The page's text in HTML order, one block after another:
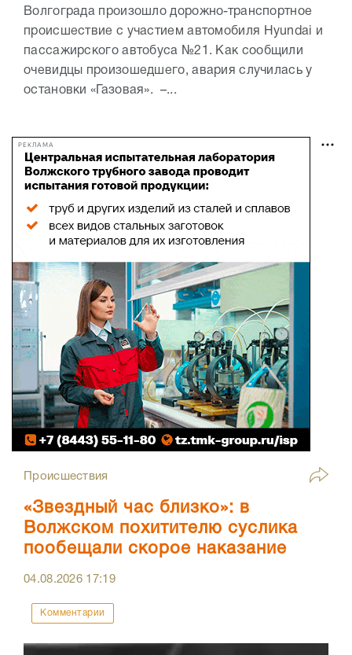
Волгограда произошло дорожно-транспортное
происшествие с участием автомобиля Hyundai и
пассажирского автобуса №21. Как сообщили
очевидцы произошедшего, авария случилась у
остановки «Газовая». –...
РЕКЛАМА
Происшествия
«Звездный час близко»: в
Волжском похитителю суслика
пообещали скорое наказание
04.08.2026 17:19
Комментарии